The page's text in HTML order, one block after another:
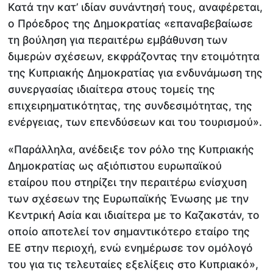
Κατά την κατ’ ιδίαν συνάντησή τους, αναφέρεται,
ο Πρόεδρος της Δημοκρατίας «επαναβεβαίωσε
τη βούληση για περαιτέρω εμβάθυνση των
διμερών σχέσεων, εκφράζοντας την ετοιμότητα
της Κυπριακής Δημοκρατίας για ενδυνάμωση της
συνεργασίας ιδιαίτερα στους τομείς της
επιχειρηματικότητας, της συνδεσιμότητας, της
ενέργειας, των επενδύσεων και του τουρισμού».
«Παράλληλα, ανέδειξε τον ρόλο της Κυπριακής
Δημοκρατίας ως αξιόπιστου ευρωπαϊκού
εταίρου που στηρίζει την περαιτέρω ενίσχυση
των σχέσεων της Ευρωπαϊκής Ένωσης με την
Κεντρική Ασία και ιδιαίτερα με το Καζακστάν, το
οποίο αποτελεί τον σημαντικότερο εταίρο της
ΕΕ στην περιοχή, ενώ ενημέρωσε τον ομόλογό
του για τις τελευταίες εξελίξεις στο Κυπριακό»,